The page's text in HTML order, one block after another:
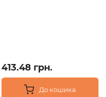
413.48 грн.
До кошика